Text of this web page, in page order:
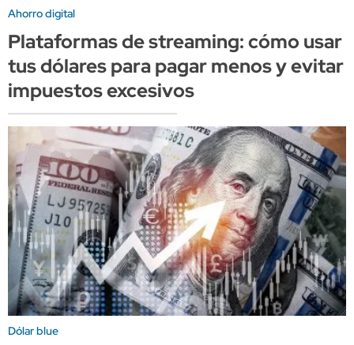
Ahorro digital
Plataformas de streaming: cómo usar
tus dólares para pagar menos y evitar
impuestos excesivos
Dólar blue